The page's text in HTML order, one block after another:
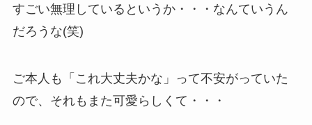
すごい無理しているというか・・・なんていうん
だろうな(笑)
ご本人も「これ大丈夫かな」って不安がっていた
ので、それもまた可愛らしくて・・・